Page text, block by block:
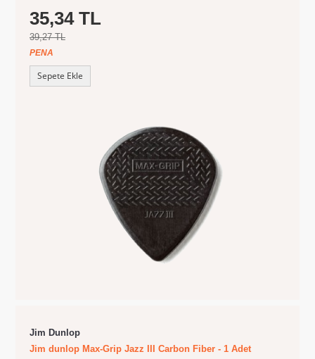
35,34 TL
39,27 TL
PENA
Sepete Ekle
Jim Dunlop
Jim dunlop Max-Grip Jazz III Carbon Fiber - 1 Adet